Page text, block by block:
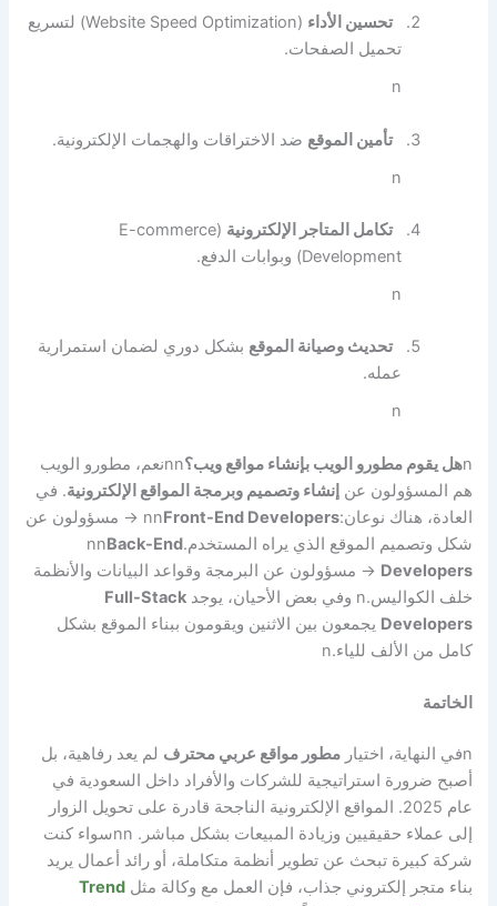
تحسين الأداء
(Website Speed Optimization) لتسريع
تحميل الصفحات.
n
تأمين الموقع ضد الاختراقات والهجمات الإلكترونية.
n
تكامل المتاجر الإلكترونية (E-commerce
Development) وبوابات الدفع.
n
تحديث وصيانة الموقع بشكل دوري لضمان استمرارية
عمله.
n
nهل يقوم مطورو الويب بإنشاء مواقع ويب؟nnنعم، مطورو الويب
هم المسؤولون عنإنشاء وتصميم وبرمجة المواقع الإلكترونية. في
العادة، هناك نوعان:
nnFront-End Developers
→ مسؤولون عن
شكل وتصميم الموقع الذي يراه المستخدم.
nnBack-End
Developers
→ مسؤولون عن البرمجة وقواعد البيانات والأنظمة
خلف الكواليس.n وفي بعض الأحيان، يوجدFull-Stack
Developers يجمعون بين الاثنين ويقومون ببناء الموقع بشكل
كامل من الألف للياء.n
الخاتمة
nفي النهاية، اختيارمطور مواقع عربي محترف لم يعد رفاهية، بل
أصبح ضرورة استراتيجية للشركات والأفراد داخل السعودية في
عام 2025. المواقع الإلكترونية الناجحة قادرة على تحويل الزوار
إلى عملاء حقيقيين وزيادة المبيعات بشكل مباشر. nnسواء كنت
شركة كبيرة تبحث عن تطوير أنظمة متكاملة، أو رائد أعمال يريد
بناء متجر إلكتروني جذاب، فإن العمل مع وكالة مثل Trend